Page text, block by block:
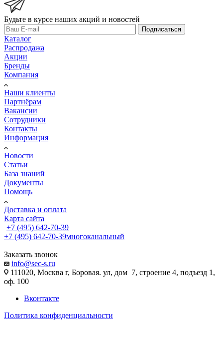
Будьте в курсе наших акций и новостей
Подписаться
Каталог
Распродажа
Акции
Бренды
Компания
Наши клиенты
Партнёрам
Вакансии
Сотрудники
Контакты
Информация
Новости
Статьи
База знаний
Документы
Помощь
Доставка и оплата
Карта сайта
+7 (495) 642-70-39
+7 (495) 642-70-39многоканальный
Заказать звонок
info@sec-s.ru
111020, Москва г, Боровая. ул, дом 7, строение 4, подъезд 1,
оф. 100
Вконтакте
Политика конфиденциальности